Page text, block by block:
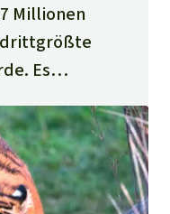
Millionen
drittgrößte
Es